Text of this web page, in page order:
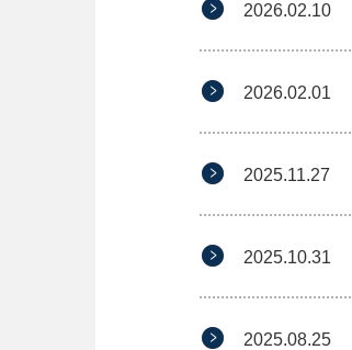
2026.02.10
2026.02.01
2025.11.27
2025.10.31
2025.08.25